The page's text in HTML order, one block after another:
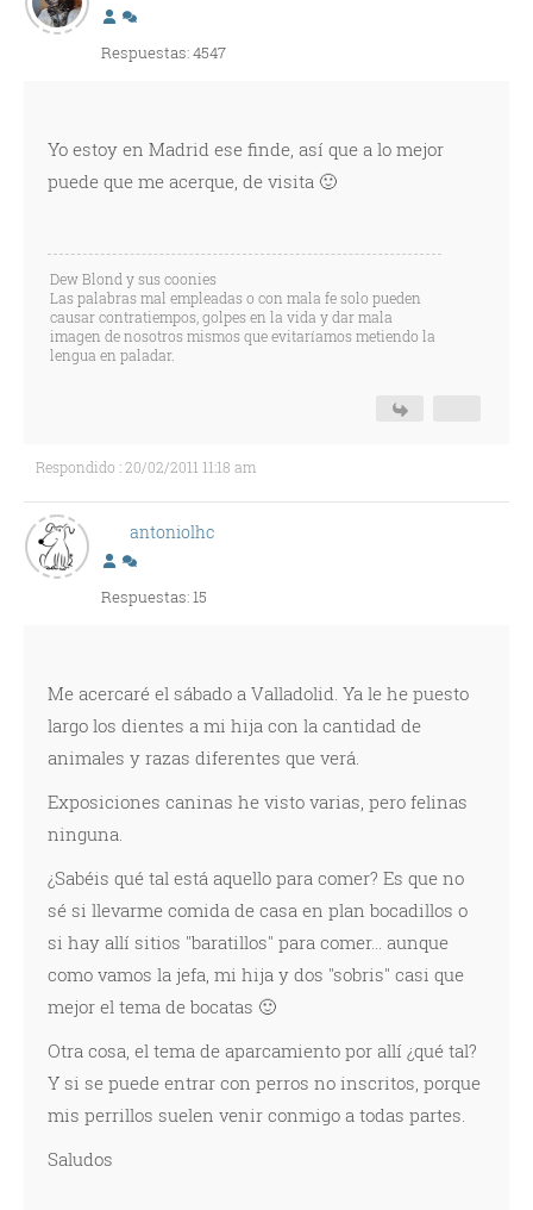
Respuestas: 4547
Yo estoy en Madrid ese finde, así que a lo mejor
puede que me acerque, de visita 🙂
Dew Blond y sus coonies
Las palabras mal empleadas o con mala fe solo pueden
causar contratiempos, golpes en la vida y dar mala
imagen de nosotros mismos que evitaríamos metiendo la
lengua en paladar.
Respondido : 20/02/2011 11:18 am
antoniolhc
Respuestas: 15
Me acercaré el sábado a Valladolid. Ya le he puesto
largo los dientes a mi hija con la cantidad de
animales y razas diferentes que verá.
Exposiciones caninas he visto varias, pero felinas
ninguna.
¿Sabéis qué tal está aquello para comer? Es que no
sé si llevarme comida de casa en plan bocadillos o
si hay allí sitios "baratillos" para comer... aunque
como vamos la jefa, mi hija y dos "sobris" casi que
mejor el tema de bocatas 🙂
Otra cosa, el tema de aparcamiento por allí ¿qué tal?
Y si se puede entrar con perros no inscritos, porque
mis perrillos suelen venir conmigo a todas partes.
Saludos